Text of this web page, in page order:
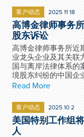
客户动态 2025 11 18
高博金律师事务
股东诉讼
高博金律师事务所近
业龙头企业及其关联
国与离岸法律体系的
境股东纠纷的中国企
Read More
客户动态 2025 10 2
美国特别工作组
人